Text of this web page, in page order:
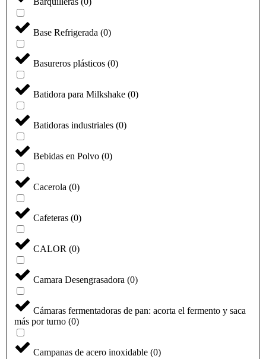
Base Refrigerada (0)
Basureros plásticos (0)
Batidora para Milkshake (0)
Batidoras industriales (0)
Bebidas en Polvo (0)
Cacerola (0)
Cafeteras (0)
CALOR (0)
Camara Desengrasadora (0)
Cámaras fermentadoras de pan: acorta el fermento y saca
más por turno (0)
Campanas de acero inoxidable (0)